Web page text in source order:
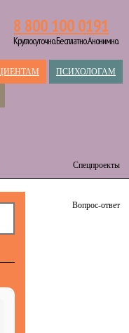
ПСИХОЛОГАМ
8 800 100 0191
Круглосуточно. Бесплатно. Анонимно.
Спецпроекты
Вопрос-ответ